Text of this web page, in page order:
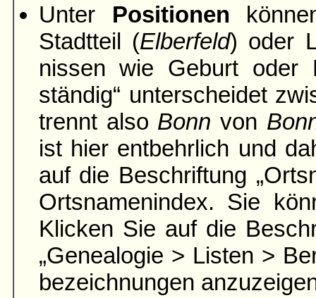
Unter Positionen
Stadtteil (Elber­feld) oder
nissen wie Geburt oder
ständig“ unter­scheidet
trennt also Bonn von
ist hier entbehrlich und
auf die Be­schriftung
Orts­namen­index. Sie
Klicken Sie auf die
„Genea­logie > Listen >
bezeich­nungen